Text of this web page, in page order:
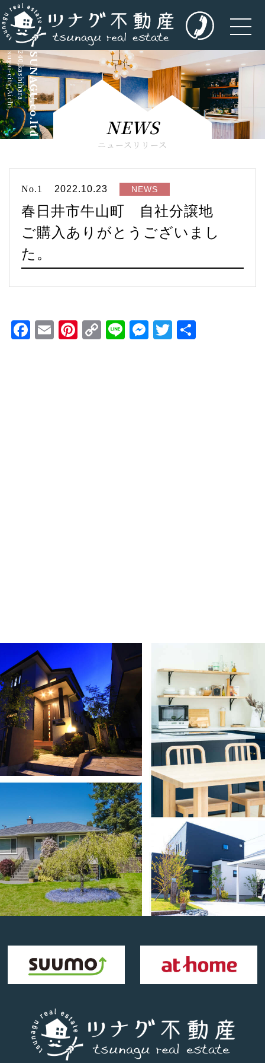
TSUNAGU.co.ltd
5-240,kashihara
kasugai-city,Aichi,
NEWS
ニュースリリース
No.1 2022.10.23 NEWS
春日井市牛山町 自社分譲地
ご購入ありがとうございまし
た。
Facebook
EmailPinterest
CopyLineMessenger
Twitter